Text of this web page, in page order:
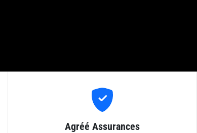
Agréé Assurances